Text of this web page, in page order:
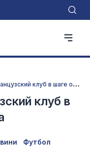
З
наменитый французский клуб в шаге от банкротства
клуб в
Футбол